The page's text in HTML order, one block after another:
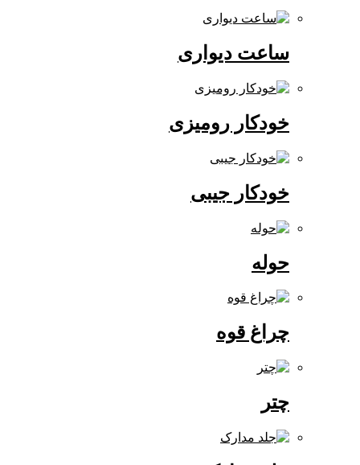
ساعت دیواری
خودکار رومیزی
خودکار جیبی
چراغ قوه